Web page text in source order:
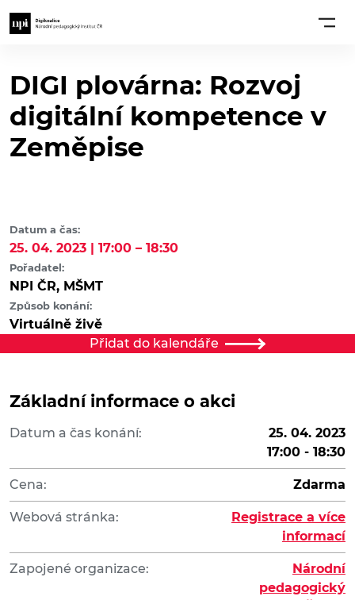
DIGI plovárna: Rozvoj
digitální kompetence v
Zeměpise
Datum a čas:
25. 04. 2023 | 17:00 – 18:30
Pořadatel:
NPI ČR, MŠMT
Způsob konání:
Virtuálně živě
Přidat do kalendáře
Základní informace o akci
Datum a čas konání:
25. 04. 2023
17:00 - 18:30
Cena: Zdarma
Webová stránka:
Registrace a více
informací
Zapojené organizace:
Národní
pedagogický